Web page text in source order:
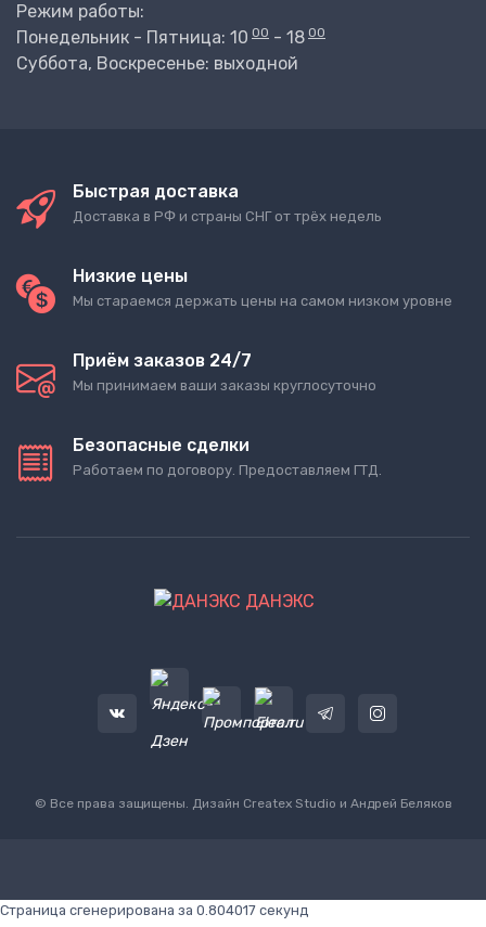
Режим работы:
Понедельник - Пятница: 10 00 - 18 00
Суббота, Воскресенье: выходной
Быстрая доставка
Доставка в РФ и страны СНГ от трёх недель
Низкие цены
Мы стараемся держать цены на самом низком уровне
Приём заказов 24/7
Мы принимаем ваши заказы круглосуточно
Безопасные сделки
Работаем по договору. Предоставляем ГТД.
ДАНЭКС
© Все права защищены. Дизайн Createx Studio и Андрей Беляков
Страница сгенерирована за 0.804017 секунд